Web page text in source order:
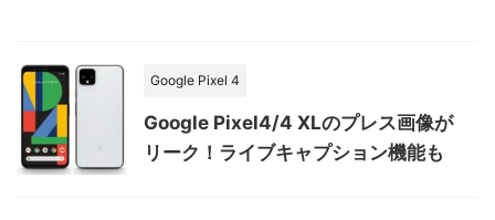
Google Pixel 4
Google Pixel4/4 XLのプレス画像が
リーク！ライブキャプション機能も